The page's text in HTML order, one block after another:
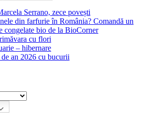
Serrano, zece povești
din farfurie în România? Comandă un
congelate bio de la BioCorner
cu flori
– hibernare
an 2026 cu bucurii